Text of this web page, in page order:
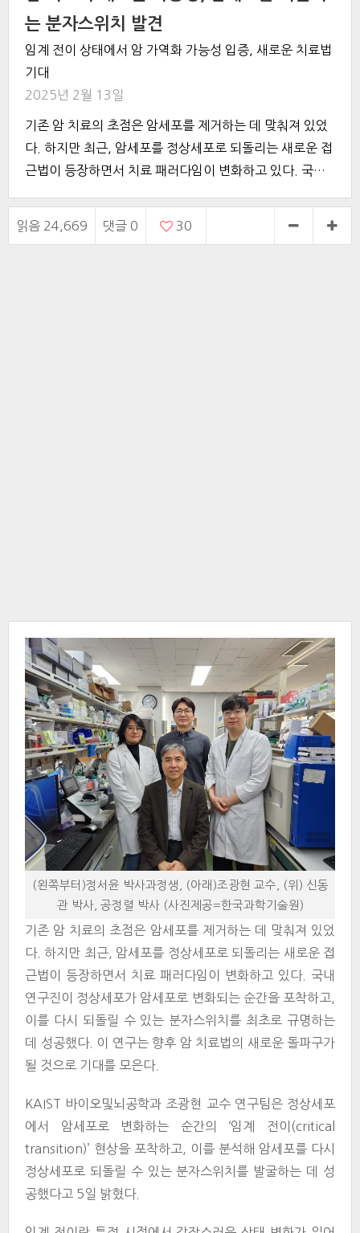
는 분자스위치 발견
임계 전이 상태에서 암 가역화 가능성 입증, 새로운 치료법
기대
2025년 2월 13일
기존 암 치료의 초점은 암세포를 제거하는 데 맞춰져 있었
다. 하지만 최근, 암세포를 정상세포로 되돌리는 새로운 접
근법이 등장하면서 치료 패러다임이 변화하고 있다. 국내
읽음 24,669 댓글 0 30
(왼쪽부터)정서윤 박사과정생, (아래)조광현 교수, (위) 신동
관 박사, 공정렬 박사 (사진제공=한국과학기술원)
기존 암 치료의 초점은 암세포를 제거하는 데 맞춰져 있었
다. 하지만 최근, 암세포를 정상세포로 되돌리는 새로운 접
근법이 등장하면서 치료 패러다임이 변화하고 있다. 국내
연구진이 정상세포가 암세포로 변화되는 순간을 포착하고,
이를 다시 되돌릴 수 있는 분자스위치를 최초로 규명하는
데 성공했다. 이 연구는 향후 암 치료법의 새로운 돌파구가
될 것으로 기대를 모은다.
KAIST 바이오및뇌공학과 조광현 교수 연구팀은 정상세포
에서 암세포로 변화하는 순간의 ‘임계 전이(critical
transition)’ 현상을 포착하고, 이를 분석해 암세포를 다시
정상세포로 되돌릴 수 있는 분자스위치를 발굴하는 데 성
공했다고 5일 밝혔다.